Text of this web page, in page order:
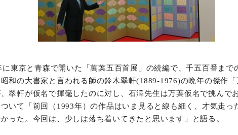
に東京と青森で開いた「萬葉五百首展」の続編で、千五百番まで
和の大書家と言われる師の鈴木翠軒(1889-1976)の晩年の傑作
翠軒が仮名で揮毫したのに対し、石澤先生は万葉仮名で挑んで
いて「前回（1993年）の作品はいま見ると線も細く、才気走っ
った。今回は、少しは落ち着いてきたと思います」と語る。